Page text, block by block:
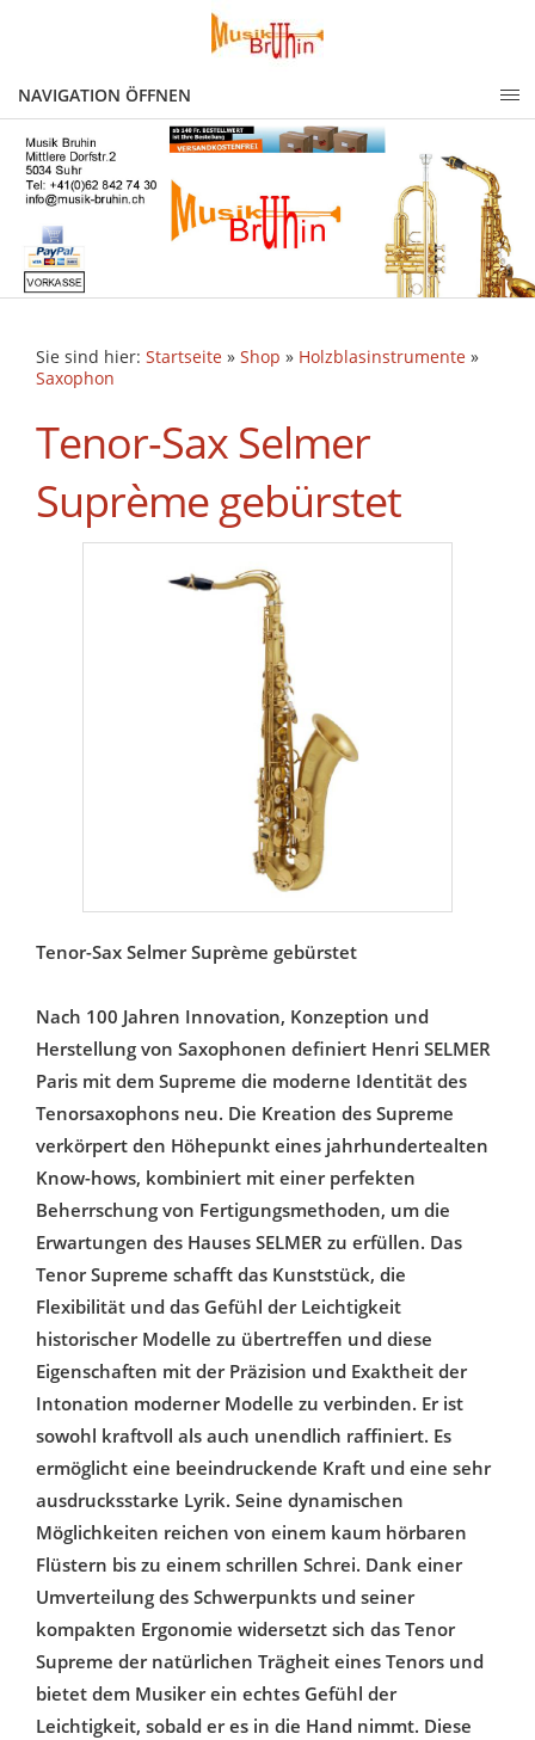
NAVIGATION ÖFFNEN
Sie sind hier: Startseite » Shop » Holzblasinstrumente »
Saxophon
Tenor-Sax Selmer
Suprème gebürstet
Tenor-Sax Selmer Suprème gebürstet
Nach 100 Jahren Innovation, Konzeption und
Herstellung von Saxophonen definiert Henri SELMER
Paris mit dem Supreme die moderne Identität des
Tenorsaxophons neu. Die Kreation des Supreme
verkörpert den Höhepunkt eines jahrhundertealten
Know-hows, kombiniert mit einer perfekten
Beherrschung von Fertigungsmethoden, um die
Erwartungen des Hauses SELMER zu erfüllen. Das
Tenor Supreme schafft das Kunststück, die
Flexibilität und das Gefühl der Leichtigkeit
historischer Modelle zu übertreffen und diese
Eigenschaften mit der Präzision und Exaktheit der
Intonation moderner Modelle zu verbinden. Er ist
sowohl kraftvoll als auch unendlich raffiniert. Es
ermöglicht eine beeindruckende Kraft und eine sehr
ausdrucksstarke Lyrik. Seine dynamischen
Möglichkeiten reichen von einem kaum hörbaren
Flüstern bis zu einem schrillen Schrei. Dank einer
Umverteilung des Schwerpunkts und seiner
kompakten Ergonomie widersetzt sich das Tenor
Supreme der natürlichen Trägheit eines Tenors und
bietet dem Musiker ein echtes Gefühl der
Leichtigkeit, sobald er es in die Hand nimmt. Diese